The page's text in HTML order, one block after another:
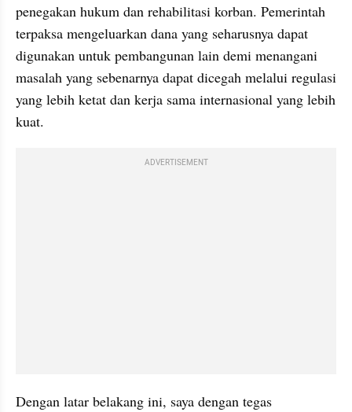
penegakan hukum dan rehabilitasi korban. Pemerintah
terpaksa mengeluarkan dana yang seharusnya dapat
digunakan untuk pembangunan lain demi menangani
masalah yang sebenarnya dapat dicegah melalui regulasi
yang lebih ketat dan kerja sama internasional yang lebih
kuat.
ADVERTISEMENT
Dengan latar belakang ini, saya dengan tegas